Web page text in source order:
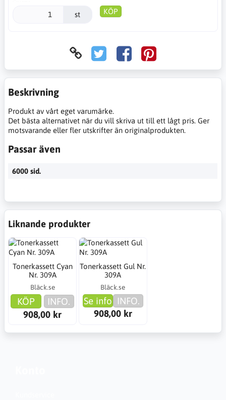
st KÖP
Beskrivning
Produkt av vårt eget varumärke.
Det bästa alternativet när du vill skriva ut till ett lågt pris. Ger
motsvarande eller fler utskrifter än originalprodukten.
Passar även
6000 sid.
Liknande produkter
Tonerkassett Cyan
Nr. 309A
Bläck.se
KÖP
INFO.
908,00 kr
Tonerkassett Gul Nr.
309A
Bläck.se
Se info INFO.
908,00 kr